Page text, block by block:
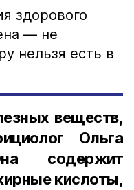
здорового
— не
нельзя есть в
веществ,
Ольга
содержит
кислоты,